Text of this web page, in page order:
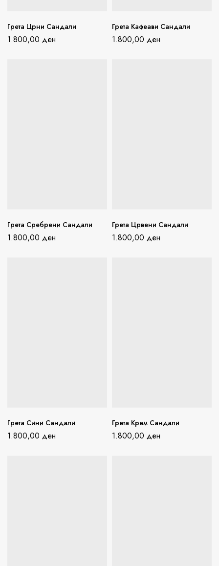
Грета Црни Сандали
1.800,00 ден
Грета Кафеави Сандали
1.800,00 ден
Грета Сребрени Сандали
1.800,00 ден
Грета Црвени Сандали
1.800,00 ден
Грета Сини Сандали
1.800,00 ден
Грета Крем Сандали
1.800,00 ден